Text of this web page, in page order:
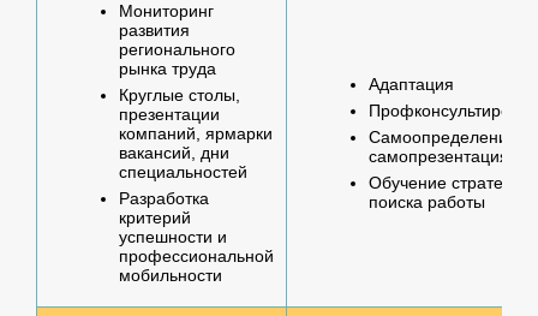
Мониторинг
развития
регионального
рынка труда
Круглые столы,
презентации
компаний, ярмарки
вакансий, дни
специальностей
Разработка
критерий
успешности и
профессиональной
мобильности
Адаптация
Самоопределение и
самопрезентация
Обучение
поиска работы